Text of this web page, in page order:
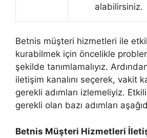
alabilirsiniz.
Betnis müşteri hizmetleri ile
kurabilmek için öncelikle
şekilde tanımlamalıyız.
iletişim kanalını seçerek, vakit
gerekli adımları izlemeliyiz.
gerekli olan bazı adımları
Betnis Müşteri Hizmetleri